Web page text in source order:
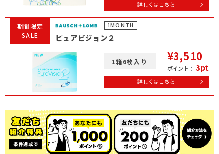
詳しくはこちら
1MONTH
期間限定
SALE
ピュアビジョン２
1箱6枚入り ¥3,510
ポイント： 3pt
詳しくはこちら